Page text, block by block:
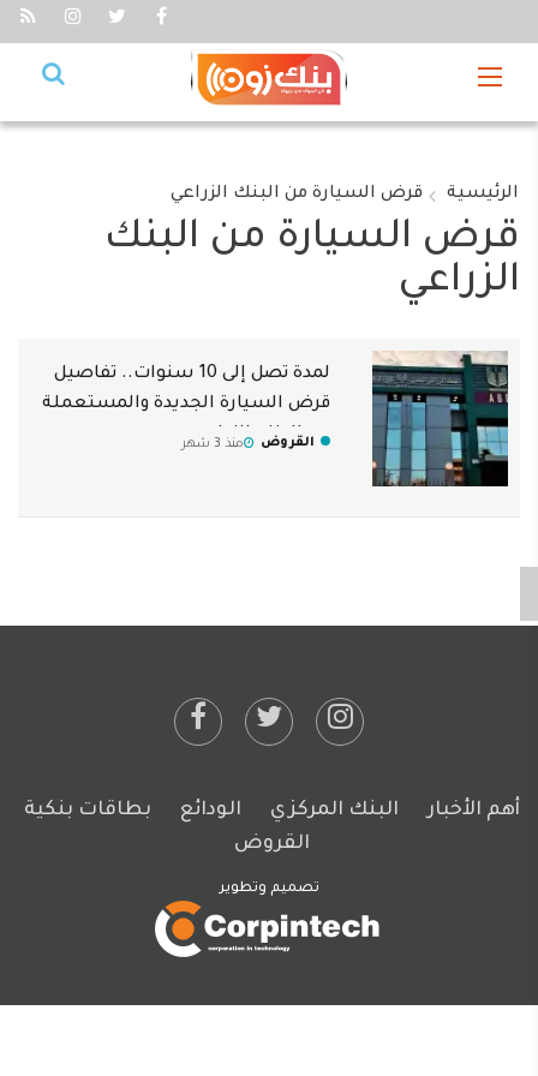
الرئيسية قرض السيارة من البنك الزراعي
قرض السيارة من البنك
الزراعي
لمدة تصل إلى 10 سنوات.. تفاصيل
قرض السيارة الجديدة والمستعملة
من البنك الزراعي
القروض منذ 3 شهر
أهم الأخبار البنك المركزي الودائع
بطاقات بنكية
القروض
تصميم وتطوير